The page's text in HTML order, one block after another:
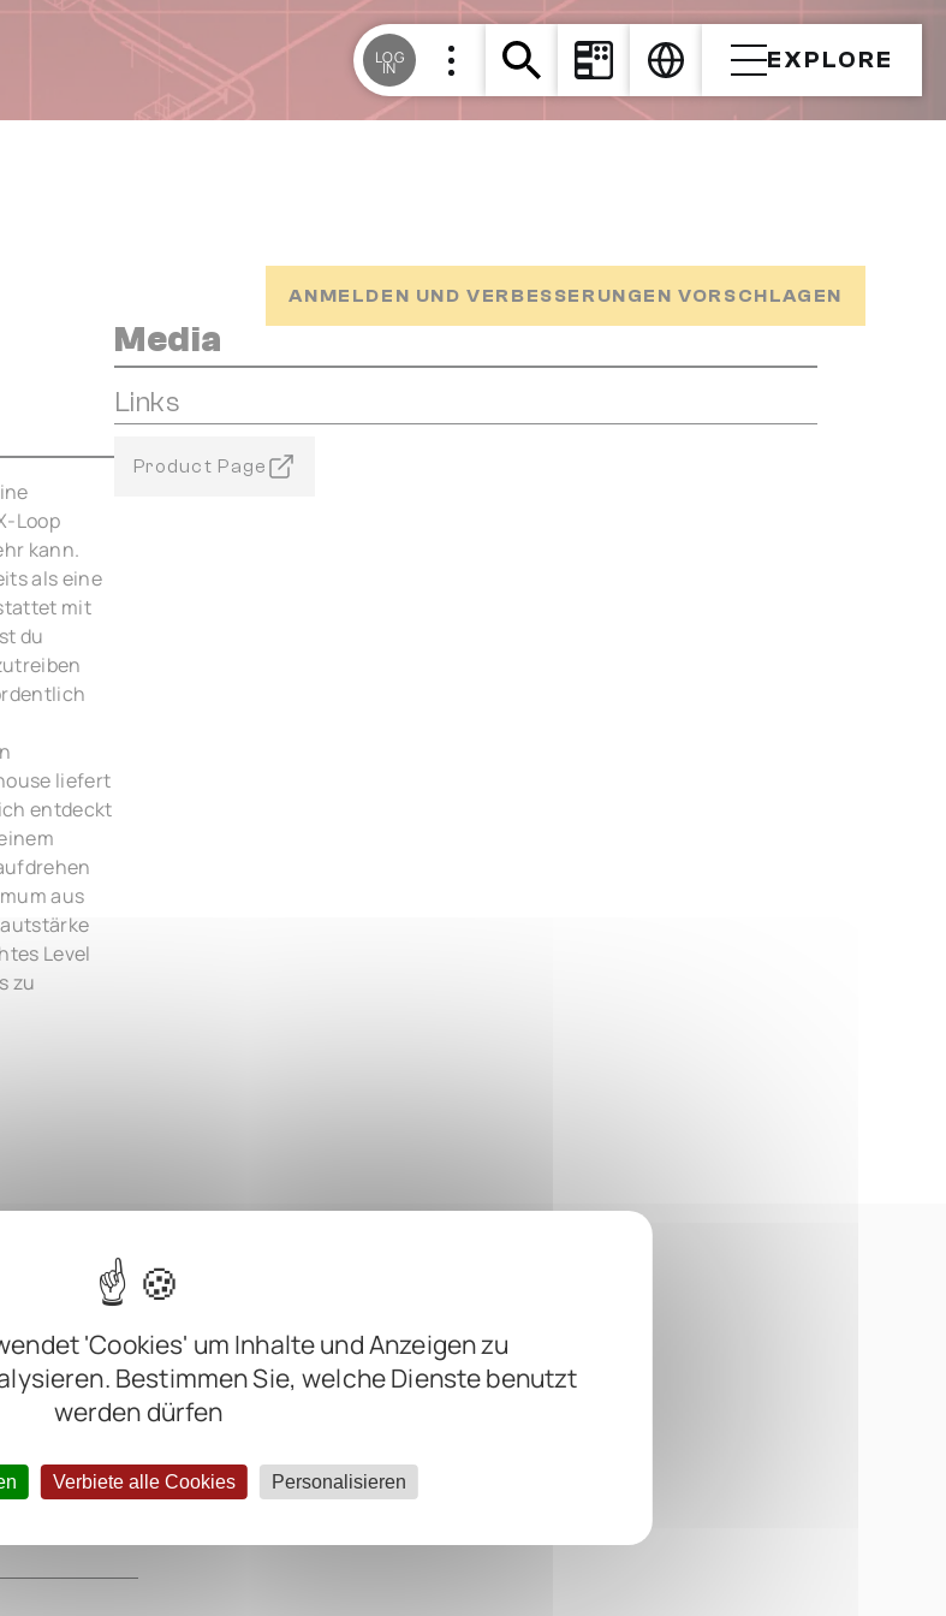
'Cookies' um Inhalte und Anzeigen zu
Bestimmen Sie, welche Dienste benutzt
werden dürfen
Verbiete alle Cookies Personalisieren
LOG
IN EXPLORE
ANMELDEN UND VERBESSERUNGEN VORSCHLAGEN
Loop
kann.
als eine
mit
du
liefert
entdeckt
aus
Level
zu
Media
Links
Product Page